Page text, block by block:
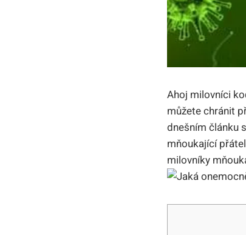
Ahoj milovníci
můžete chránit
dnešním článku
mňoukající
milovníky